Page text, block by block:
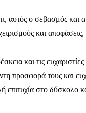
αυτός ο σεβασμός και
και
και τις
προσφορά τους και
επιτυχία στο δύσκολο